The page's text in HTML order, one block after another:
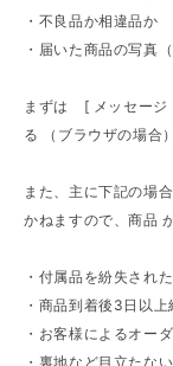
・不良品か相違品か
・届いた商品の写真
まずは [ メッセー
る （ブラウザの場合
また、主に下記の場
かねますので、商品
・付属品を紛失され
・商品到着後3日以
・お客様によるオー
・裏地など目立たな